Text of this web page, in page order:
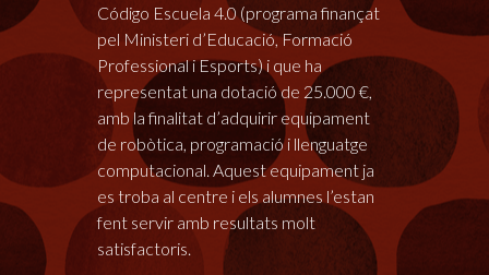
Código Escuela 4.0 (programa finançat
pel Ministeri d’Educació, Formació
Professional i Esports) i que ha
representat una dotació de 25.000 €,
amb la finalitat d’adquirir equipament
de robòtica, programació i llenguatge
computacional. Aquest equipament ja
es troba al centre i els alumnes l’estan
fent servir amb resultats molt
satisfactoris.